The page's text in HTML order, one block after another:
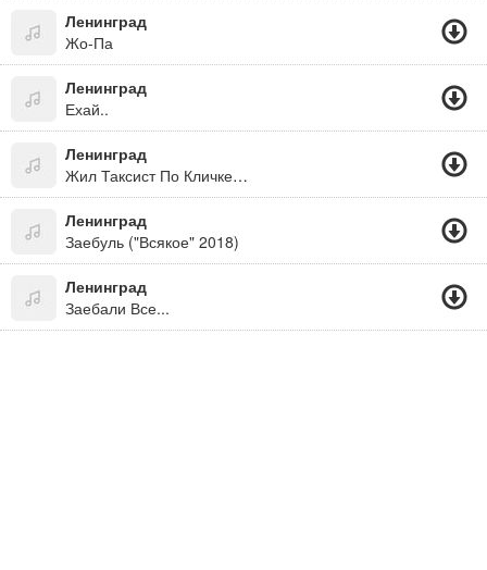
Ленинград
Жо-Па
Ленинград
Ехай..
Ленинград
Жил Таксист По Кличке Пазик, Все Проблемы По Хую
Ленинград
Заебуль ("Всякое" 2018)
Ленинград
Заебали Все...